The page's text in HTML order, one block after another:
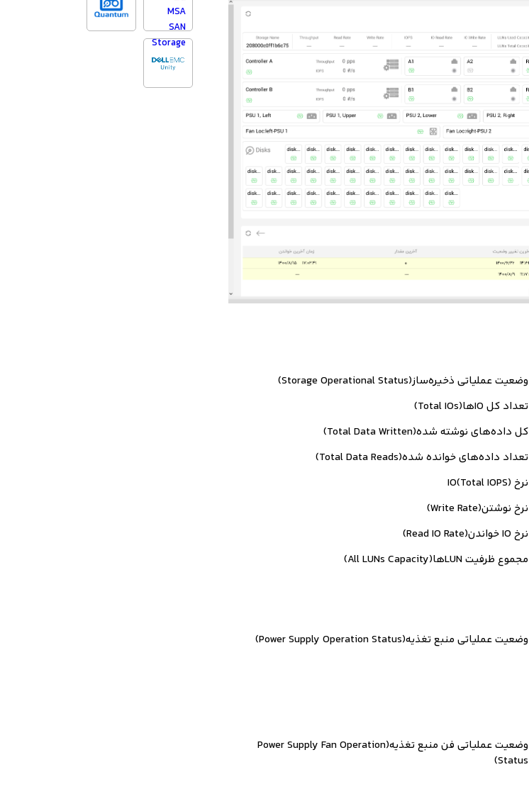
وضعیت عملیاتی ذخیره‌ساز(Storage Operational Status)
تعداد کل IOها(Total IOs)
کل داده‌های نوشته شده(Total Data Written)
تعداد داده‌های خوانده شده(Total Data Reads)
نرخ IO(Total IOPS)
نرخ نوشتن(Write Rate)
نرخ IO خواندن(Read IO Rate)
مجموع ظرفیت LUNها(All LUNs Capacity)
وضعیت عملیاتی منبع تغذیه(Power Supply Operation Status)
وضعیت عملیاتی فن منبع تغذیه(Power Supply Fan Operation
Status)